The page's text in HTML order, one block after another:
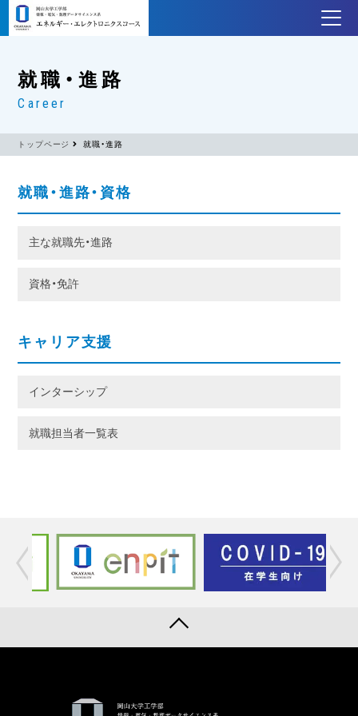
就職・進路
Career
トップページ 就職・進路
就職・進路・資格
主な就職先・進路
資格・免許
キャリア支援
インターシップ
就職担当者一覧表